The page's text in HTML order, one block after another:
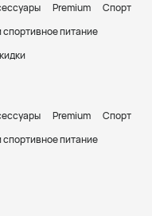
Premium
Спорт
спортивное питание
Premium
Спорт
спортивное питание